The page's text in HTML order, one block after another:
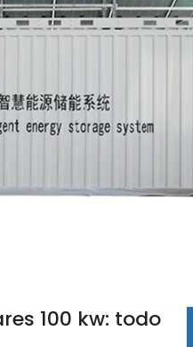
100 kw: todo